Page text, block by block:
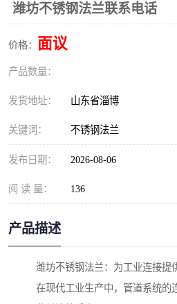
潍坊不锈钢法兰联系电话
价格： 面议
产品数量：
发货地址： 山东省淄博
关键词： 不锈钢法兰
发布日期： 2026-08-06
阅 读 量： 136
产品描述
潍坊不锈钢法兰：为工业连接提
在现代工业生产中，管道系统的